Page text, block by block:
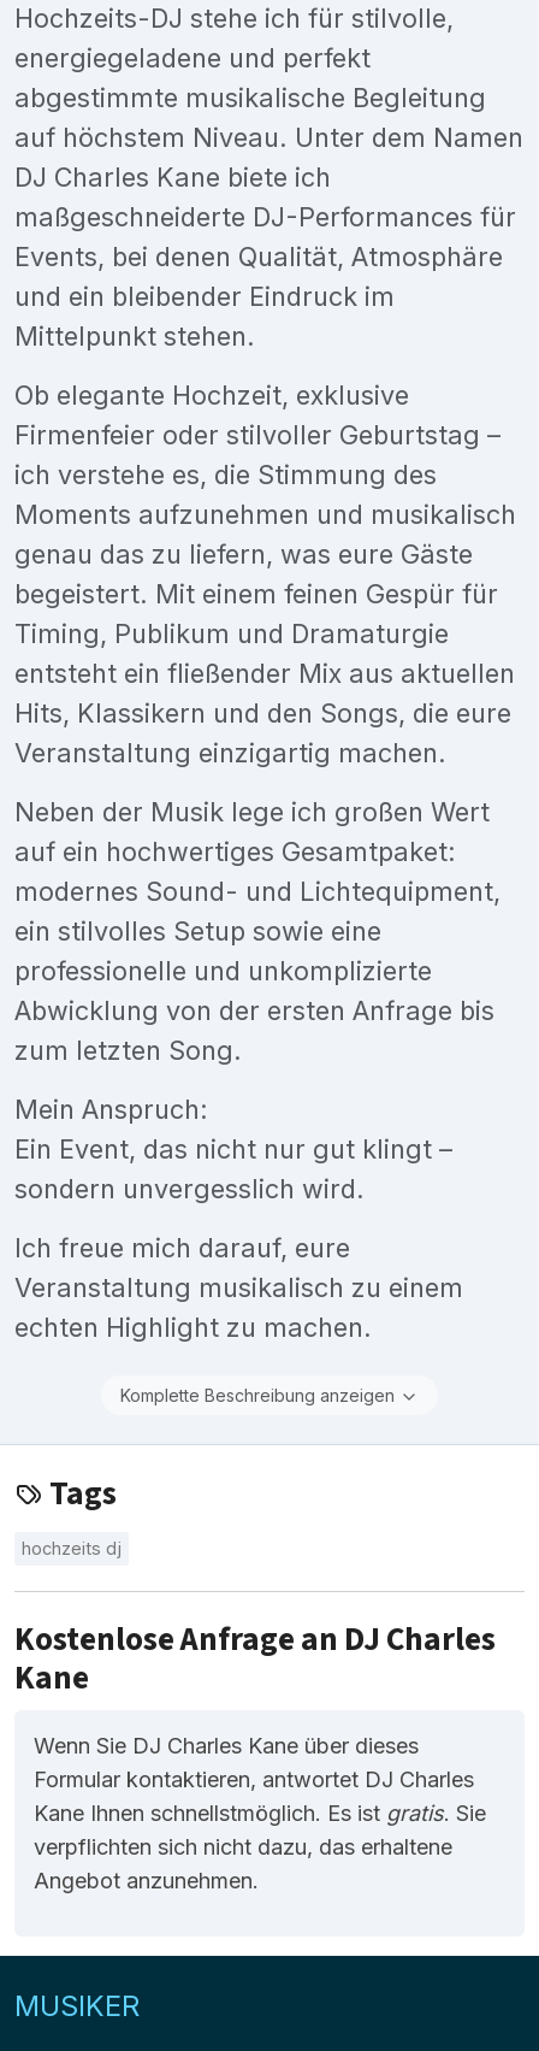
Hochzeits-DJ stehe ich für stilvolle,
energiegeladene und perfekt
abgestimmte musikalische Begleitung
auf höchstem Niveau. Unter dem Namen
DJ Charles Kane biete ich
maßgeschneiderte DJ-Performances für
Events, bei denen Qualität, Atmosphäre
und ein bleibender Eindruck im
Mittelpunkt stehen.
Ob elegante Hochzeit, exklusive
Firmenfeier oder stilvoller Geburtstag –
ich verstehe es, die Stimmung des
Moments aufzunehmen und musikalisch
genau das zu liefern, was eure Gäste
begeistert. Mit einem feinen Gespür für
Timing, Publikum und Dramaturgie
entsteht ein fließender Mix aus aktuellen
Hits, Klassikern und den Songs, die eure
Veranstaltung einzigartig machen.
Neben der Musik lege ich großen Wert
auf ein hochwertiges Gesamtpaket:
modernes Sound- und Lichtequipment,
ein stilvolles Setup sowie eine
professionelle und unkomplizierte
Abwicklung von der ersten Anfrage bis
zum letzten Song.
Mein Anspruch:
Ein Event, das nicht nur gut klingt –
sondern unvergesslich wird.
Ich freue mich darauf, eure
Veranstaltung musikalisch zu einem
echten Highlight zu machen.
Komplette Beschreibung anzeigen
Tags
hochzeits dj
Kostenlose Anfrage an DJ Charles
Kane
Wenn Sie DJ Charles Kane über dieses
Formular kontaktieren, antwortet DJ Charles
Kane Ihnen schnellstmöglich. Es ist gratis. Sie
verpflichten sich nicht dazu, das erhaltene
Angebot anzunehmen.
MUSIKER